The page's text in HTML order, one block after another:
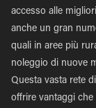
accesso alle
anche un gran
quali in aree più
noleggio di nuove
Questa vasta rete
offrire vantaggi